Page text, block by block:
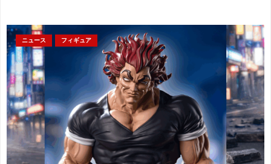
ニュース フィギュア